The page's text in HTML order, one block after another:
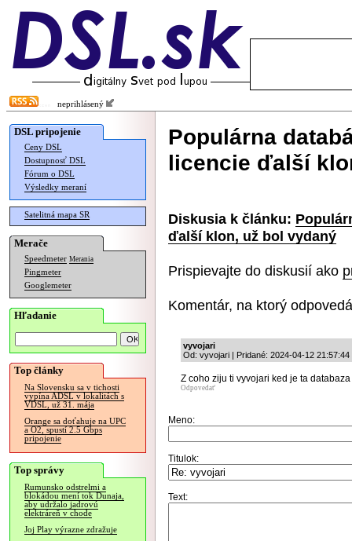
neprihlásený
DSL pripojenie
Ceny DSL
Dostupnosť DSL
Fórum o DSL
Výsledky meraní
Satelitná mapa SR
Merače
Speedmeter Merania
Pingmeter
Googlemeter
Hľadanie
Top články
Na Slovensku sa v tichosti
vypína ADSL v lokalitách s
VDSL, už 31. mája
Orange sa doťahuje na UPC
a O2, spustí 2.5 Gbps
pripojenie
Top správy
Rumunsko odstrelmi a
blokádou mení tok Dunaja,
aby udržalo jadrovú
elektráreň v chode
Joj Play výrazne zdražuje
Populárna
licencie ďalší
Diskusia k článku:
ďalší klon, už bol vydaný
Prispievajte do diskusií ako
Komentár, na ktorý
vyvojari
Od: vyvojari | Pridané: 2024-04-12 21:57:44
Z coho ziju ti vyvojari ked je ta
Odpovedať
Meno:
Titulok:
Text: